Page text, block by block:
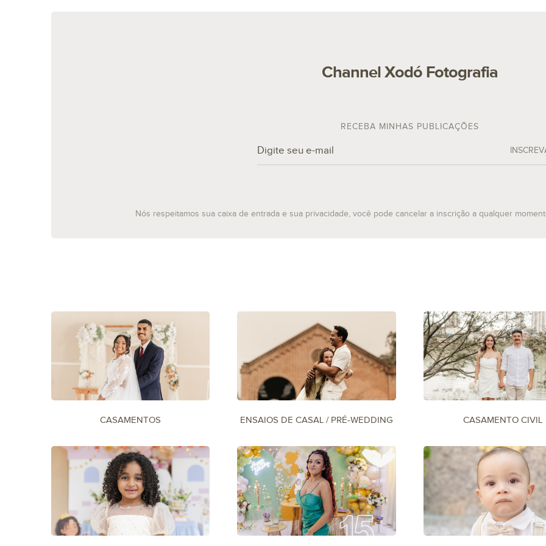
Channel Xodó Fotografia
RECEBA MINHAS PUBLICAÇÕES
Nós respeitamos sua caixa de entrada e sua privacidade, você pode cancelar a inscrição a qualquer
CASAMENTOS ENSAIOS DE CASAL / PRÉ-WEDDING CASAMENTO CIVIL